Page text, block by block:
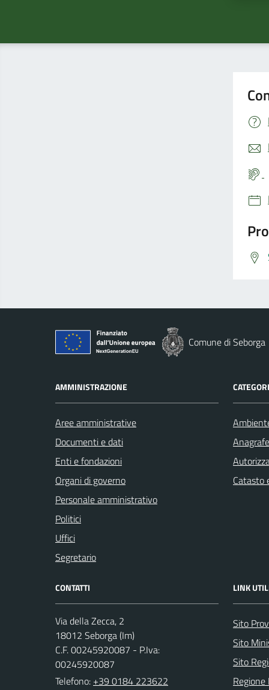
Comune di Seborga
AMMINISTRAZIONE
Aree amministrative
Documenti e dati
Enti e fondazioni
Organi di governo
Personale amministrativo
Politici
Uffici
Segretario
Catasto
CONTATTI
Via della Zecca, 2
18012 Seborga (Im)
C.F. 00245920087 - P.Iva:
00245920087
Telefono: +39 0184 223622
LINK
Sito
Sito
Sito